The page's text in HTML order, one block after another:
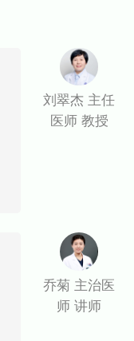
刘翠杰 主任
医师 教授
乔菊 主治医
师 讲师